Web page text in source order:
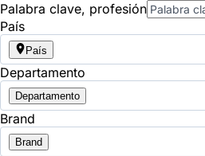
Palabra clave, profesión
País
País
Departamento
Departamento
Brand
Brand